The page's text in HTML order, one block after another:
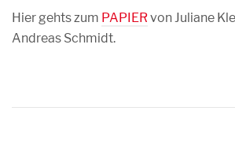
Hier gehts zum PAPIERvon Juliane
Andreas Schmidt.